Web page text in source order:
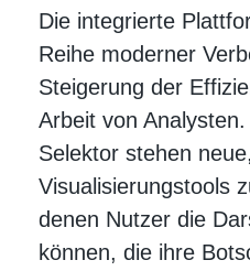
Die integrierte
Reihe moderner
Steigerung der
Arbeit von
Selektor stehen
Visualisierungstools
denen Nutzer die
können, die ihre